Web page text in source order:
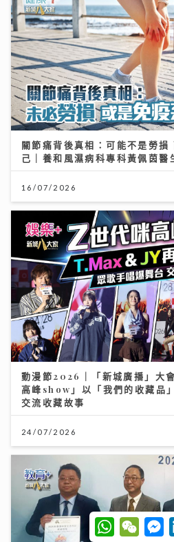
關節痛背後真相：可能不是勞損
己｜養和風濕病科專科黃佩茵醫
16/07/2026
動漫節2026｜「新城廣播」大
高峰show」以「我們的收藏品
交流收藏故事
24/07/2026
W
h
W
e
e